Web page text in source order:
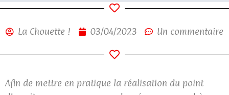
La Chouette ! 03/04/2023 Un commentaire
Afin de mettre en pratique la réalisation du point